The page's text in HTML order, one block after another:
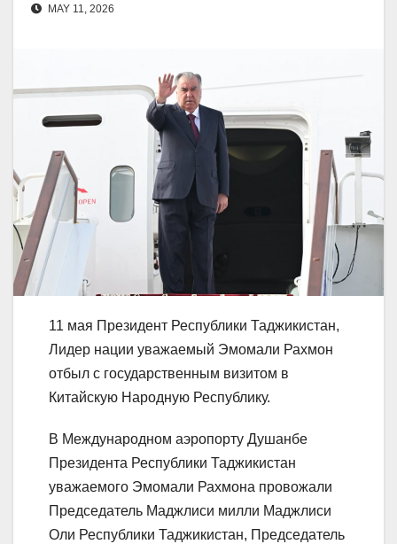
MAY 11, 2026
11 мая Президент Республики Таджикистан,
Лидер нации уважаемый Эмомали Рахмон
отбыл с государственным визитом в
Китайскую Народную Республику.
В Международном аэропорту Душанбе
Президента Республики Таджикистан
уважаемого Эмомали Рахмона провожали
Председатель Маджлиси милли Маджлиси
Оли Республики Таджикистан, Председатель